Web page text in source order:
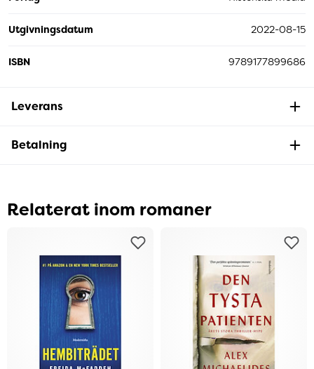
Utgivningsdatum 2022-08-15
ISBN 9789177899686
Leverans
Betalning
Relaterat inom romaner